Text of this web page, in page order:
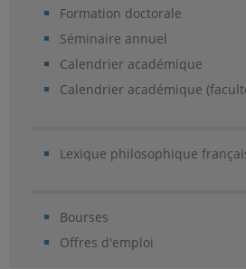
Formation doctorale
Séminaire annuel
Calendrier académique
Calendrier académique
Lexique philosophique
Bourses
Offres d'emploi